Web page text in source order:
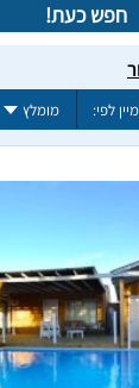
חפש כעת!
מיין לפי: מומלץ